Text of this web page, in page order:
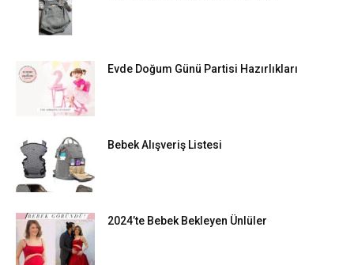
Evde Doğum Günü Partisi Hazırlıkları
Bebek Alışveriş Listesi
2024’te Bebek Bekleyen Ünlüler